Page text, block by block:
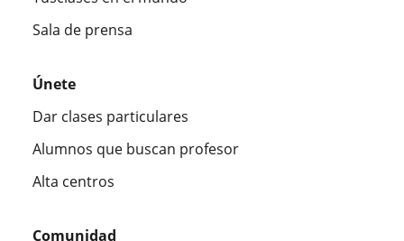
Sala de prensa
Únete
Dar clases particulares
Alumnos que buscan profesor
Alta centros
Comunidad